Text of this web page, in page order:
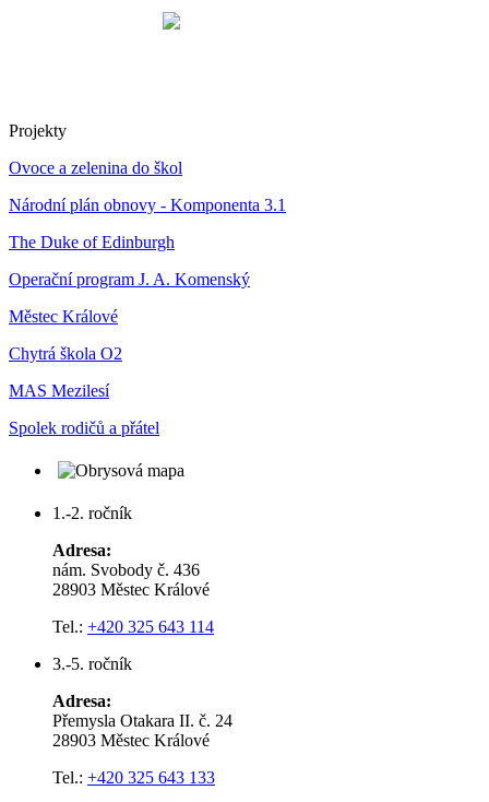
Projekty
Ovoce a zelenina do škol
Národní plán obnovy - Komponenta 3.1
The Duke of Edinburgh
Operační program J. A. Komenský
Městec Králové
Chytrá škola O2
MAS Mezilesí
Spolek rodičů a přátel
1.-2. ročník
Adresa:
nám. Svobody č. 436
28903 Městec Králové
Tel.: +420 325 643 114
3.-5. ročník
Adresa:
Přemysla Otakara II. č. 24
28903 Městec Králové
Tel.: +420 325 643 133